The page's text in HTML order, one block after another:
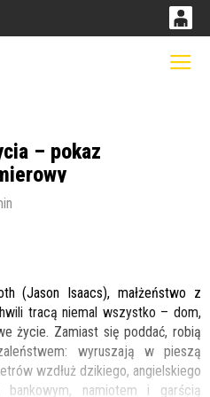
– pokaz
(Jason Isaacs), małżeństwo z
tracą niemal wszystko – dom,
życie. Zamiast się poddać, robią
wyruszają w pieszą
wzdłuż dzikiego, angielskiego
namiotem i garścią